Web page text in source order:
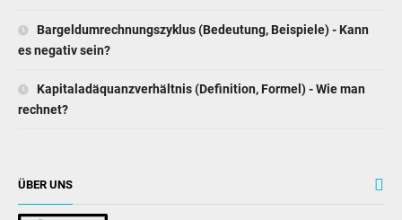
Bargeldumrechnungszyklus (Bedeutung, Beispiele) - Kann
es negativ sein?
Kapitaladäquanzverhältnis (Definition, Formel) - Wie man
rechnet?
ÜBER UNS